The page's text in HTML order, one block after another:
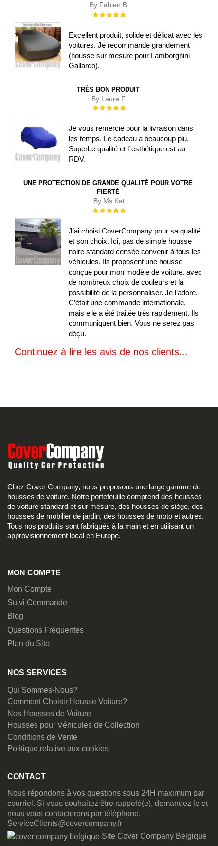
By:Fabien B.
Évaluation :
Excellent produit, solide et délicat avec les
voitures. Je recommande grandement
(housse sur mesure pour Lamborghini
Gallardo).
TRÈS BON PRODUIT
By:Laure F.
Évaluation :
Je vous remercie pour la livraison dans
les temps. Le cadeau a beaucoup plu.
Superbe qualité et l´esthétique est au
RDV.
UNE PROTECTION DE GRANDE QUALITÉ POUR VOTRE
FIERTÉ
By:Ms Kat
Évaluation :
J’ai choisi CoverCompany pour sa qualité
et son choix. Ici, pas de simple housse
noire standard censée convenir à tous les
véhicules. Ils proposent une housse
conçue pour mon modèle de voiture, avec
de nombreux choix de couleurs et la
possibilité de la personnaliser. Je l’adore.
C’était une commande internationale,
mais elle a été traitée très rapidement. Ils
communiquent bien. Vous ne serez pas
déçu.
Continuez à lire les avis de nos clients...
Chez Cover Company, nous proposons une large gamme de
housses de voiture. Notre portefeuille comprend des housses
de voiture standard et sur mesure, des housses de siège, des
housses de mobilier de jardin, des housses de moto et autres.
Tous nos produits sont fabriqués à la main et en utilisant un
approvisionnement local en Europe.
MON COMPTE
Mon Compte
Suivi Commande
Blog
Questions Fréquentes
Plan du Site
NOS SERVICES
Qui Sommes-Nous?
Comment Choisir Housse Voiture?
Nos Housses de Voiture
Housses pour Véhicules de Collection
Conditions de Vente
Politique relative aux cookies
CONTACT
Nous répondons à vos questions sous 24H maximum par
courriel. Si vous souhaitez être rappelé(e), demandez le et
nous vous contacterons par téléphone.
ServiceClients@covercompany.fr
Site Cover Company Belgique